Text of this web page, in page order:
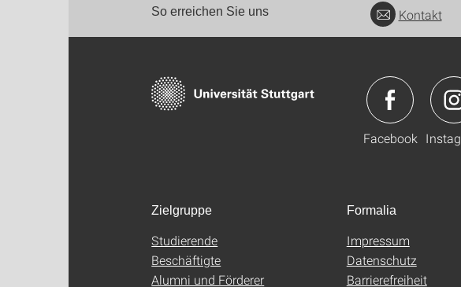
So erreichen Sie uns Kontakt
Facebook
Zielgruppe
Studierende
Beschäftigte
Alumni und Förderer
Formalia
Impressum
Datenschutz
Barrierefreiheit